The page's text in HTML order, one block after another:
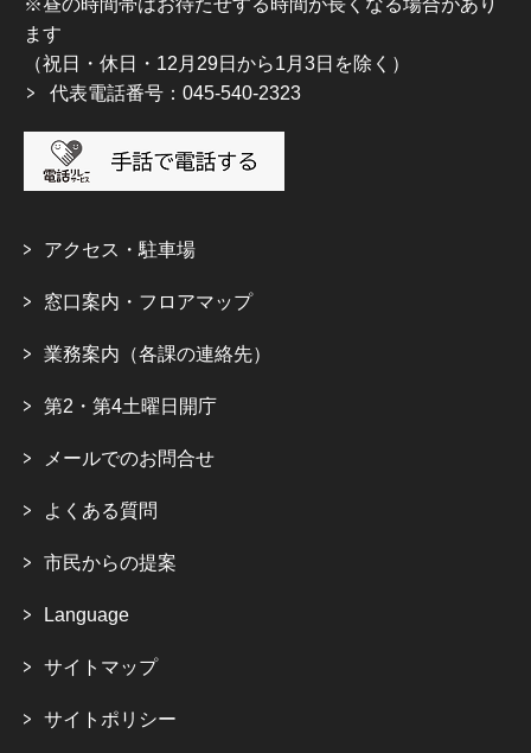
ます
（祝日・休日・12月29日から1月3日を除く）
代表電話番号：045-540-2323
アクセス・駐車場
窓口案内・フロアマップ
業務案内（各課の連絡先）
第2・第4土曜日開庁
メールでのお問合せ
よくある質問
市民からの提案
Language
サイトマップ
サイトポリシー